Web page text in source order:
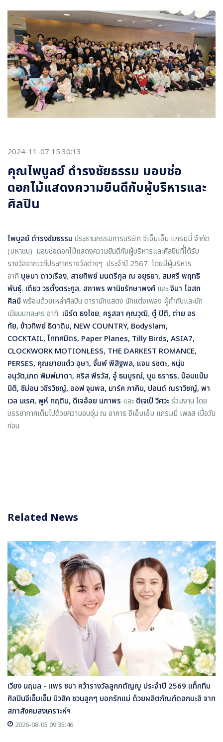
2024-11-07 15:30:13
คุณไพบูลย์ ดำรงชัยธรรม มอบช่อ
ดอกไม้แสดงความยินดีกับผู้บริหารและ
ศิลปิน
ไพบูลย์ ดำรงชัยธรรม ประธานกรรมการบริษัท จีเอ็มเอ็ม แกรมมี่ จำกัด
(มหาชน) มอบช่อดอกไม้แสดงความยินดีกับผู้บริหารและศิลปินที่ได้รับ
รางวัลจากเวทีประกาศรางวัลต่างๆ ประจำปี 2567 โดยมีผู้บริหาร
อาทิ บุษบา ดาวเรือง, สายทิพย์ มนตรีกุล ณ อยุธยา, สมศรี พฤทธิ
พันธุ์, เดียว วรตั้งตระกูล, สถาพร พานิชรักษาพงศ์ และจินา โอสถ
ศิลป์ พร้อมด้วยเหล่าศิลปิน ดารานักแสดง นักแต่งเพลง ผู้กำกับและนัก
เขียนบทละคร อาทิ เบิร์ด ธงไชย, ครูสลา คุณวุฒิ, ตู๋ ปิติ, ต่าย อร
ทัย, ข้าวทิพย์ ธิดาดิน, NEW COUNTRY, Bodyslam,
COCKTAIL, ไททศมิตร, Paper Planes, Tilly Birds, ASIA7,
CLOCKWORK MOTIONLESS, THE DARKEST ROMANCE,
PERSES, คุณยายแต๋ว อุษา, จั้มพ์ พิสิฐพล, แจม รชตะ, หนุ่ม
อนุวัต,เกด พิมพ์มาดา, คริส พีรวัส, อู๋ ธนบูรณ์, บูม ธราธร, ป๋อมแป๋ม
นิติ, ชิม่อน วชิรวิชญ์, ออฟ จุมพล, มาร์ค ภาคิน, ปอนด์ ณราวิชญ์, พา
เวล นเรศ, พูห์ กฤติน, ดีเจอ้อย นภาพร และ ดีเจเป้ วิศวะร่วมงาน โดย
บรรยากาศเต็มไปด้วยความอบอุ่น ณ อาคาร จีเอ็มเอ็ม แกรมมี่ เพลส เมื่อวัน
ก่อน
Related News
เวียง นฤมล - แพร ชนา คว้ารางวัลลูกกตัญญู ประจำปี 2569 แท็กทีม
ศิลปินจีเอ็มเอ็ม มิวสิค ชวนลูกๆ บอกรักแม่ ด้วยผลิตภัณฑ์ดอกมะลิ จาก
สภาสังคมสงเคราะห์ฯ
2026-08-05 09:35:46